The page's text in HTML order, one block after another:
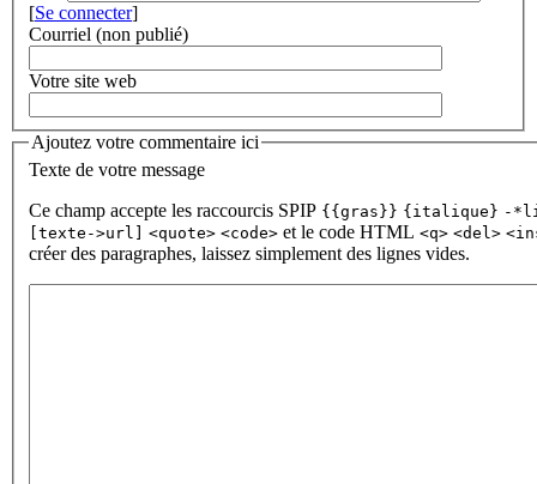
[Se connecter]
Courriel (non publié)
Votre site web
Ajoutez votre commentaire ici
Texte de votre message
Ce champ accepte les raccourcis SPIP {{gras}} {italique} -
[texte->url]
<quote> <code> et le code HTML <q> <del>
créer des paragraphes, laissez simplement des lignes vides.